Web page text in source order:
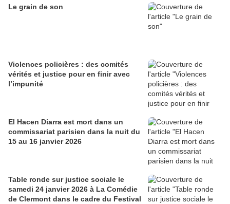
Le grain de son
Violences policières : des comités
vérités et justice pour en finir avec
l’impunité
El Hacen Diarra est mort dans un
commissariat parisien dans la nuit du
15 au 16 janvier 2026
Table ronde sur justice sociale le
samedi 24 janvier 2026 à La Comédie
de Clermont dans le cadre du Festival